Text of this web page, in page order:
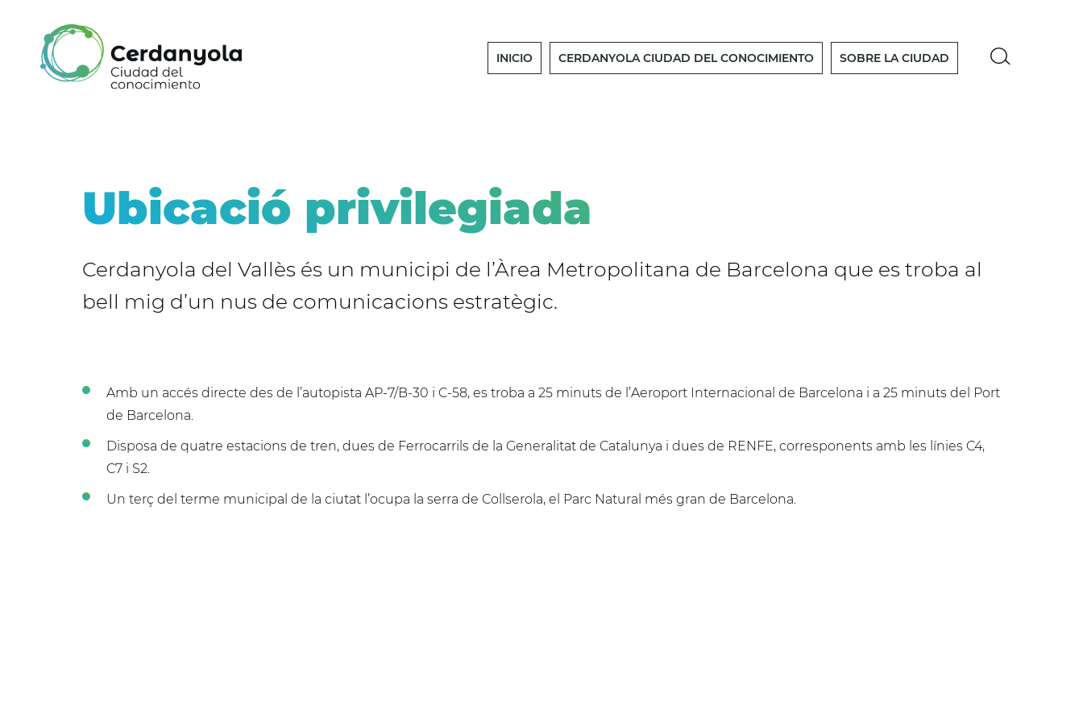
contenido
principal
Navegació
principal
INICIO CERDANYOLA CIUDAD DEL CONOCIMIENTO SOBRE LA CIUDAD
Ubicació privilegiada
Cerdanyola del Vallès és un municipi de l’Àrea Metropolitana de Barcelona que es troba al
bell mig d’un nus de comunicacions estratègic.
Amb un accés directe des de l’autopista AP-7/B-30 i C-58, es troba a 25 minuts de l’Aeroport Internacional de Barcelona i a 25 minuts del Port
de Barcelona.
Disposa de quatre estacions de tren, dues de Ferrocarrils de la Generalitat de Catalunya i dues de RENFE, corresponents amb les línies C4,
C7 i S2.
Un terç del terme municipal de la ciutat l’ocupa la serra de Collserola, el Parc Natural més gran de Barcelona.